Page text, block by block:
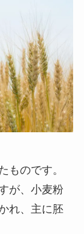
ものです。
が、小麦粉
れ、主に胚